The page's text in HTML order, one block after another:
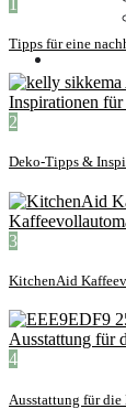
Tipps für eine
2
Deko-Tipps &
3
KitchenAid
4
Ausstattung für die